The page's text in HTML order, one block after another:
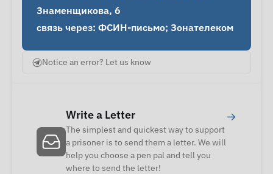
Знаменщикова, 6
связь через: ФСИН-письмо; Зонателеком
Notice an error? Let us know
Write a Letter
The simplest and quickest way to support
a prisoner is to send them a letter. We will
help you choose a pen pal and tell you
where to send the letter!
→